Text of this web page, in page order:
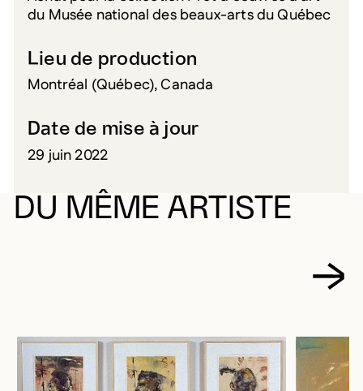
du Musée national des beaux-arts du Québec
Lieu de production
Montréal (Québec), Canada
Date de mise à jour
29 juin 2022
DU MÊME ARTISTE